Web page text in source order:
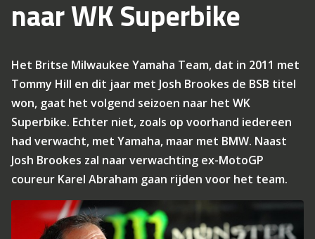
naar WK Superbike
Het Britse Milwaukee Yamaha Team, dat in 2011 met
Tommy Hill en dit jaar met Josh Brookes de BSB titel
won, gaat het volgend seizoen naar het WK
Superbike. Echter niet, zoals op voorhand iedereen
had verwacht, met Yamaha, maar met BMW. Naast
Josh Brookes zal naar verwachting ex-MotoGP
coureur Karel Abraham gaan rijden voor het team.